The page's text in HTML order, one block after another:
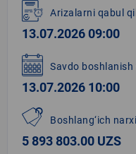
1
of
5
Arizalarni qabul
13.07.2026 09:00
Savdo boshlanish
13.07.2026 10:00
Boshlang‘ich
5 893 803.00 UZS